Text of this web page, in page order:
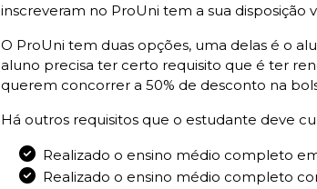
inscreveram no ProUni tem a sua disposição
O ProUni tem duas opções, uma delas é o
aluno precisa ter certo requisito que é ter
querem concorrer a 50% de desconto na
Há outros requisitos que o estudante deve
Realizado o ensino médio completo
Realizado o ensino médio completo